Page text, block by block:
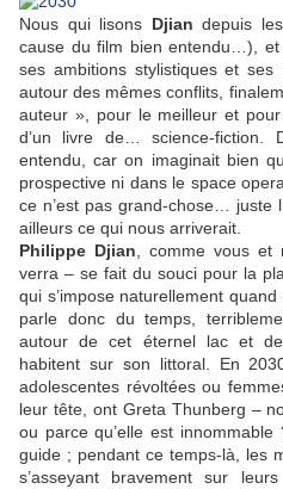
Nous qui lisons Djian depuis
cause du film bien entendu…),
ses ambitions stylistiques et
autour des mêmes conflits,
auteur », pour le meilleur et
d’un livre de… science-fiction.
entendu, car on imaginait bien
prospective ni dans le space
ce n’est pas grand-chose… juste
ailleurs ce qui nous arriverait.
Philippe Djian , comme vous
verra – se fait du souci pour la
qui s’impose naturellement
parle donc du temps,
autour de cet éternel lac et
habitent sur son littoral. En
adolescentes révoltées ou
leur tête, ont Greta Thunberg –
ou parce qu’elle est
guide ; pendant ce temps-là, les
s’asseyant bravement sur